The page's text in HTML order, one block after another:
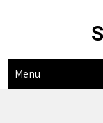
Menu